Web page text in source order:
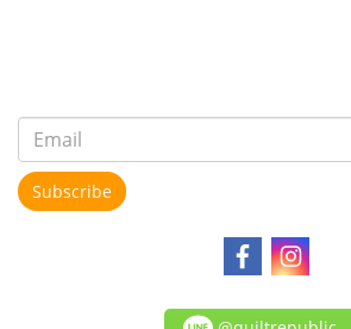
Subscribe